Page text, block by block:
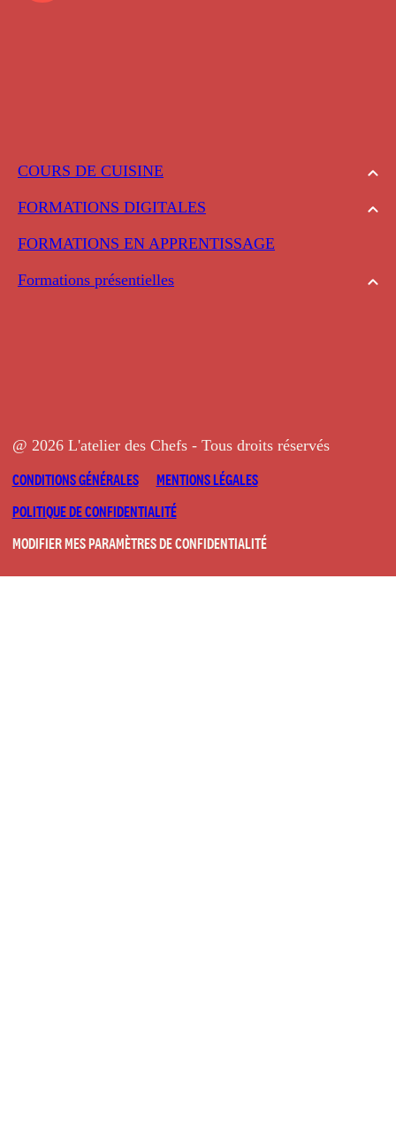
COURS DE CUISINE
FORMATIONS DIGITALES
FORMATIONS EN APPRENTISSAGE
Formations présentielles
@ 2026 L'atelier des Chefs - Tous droits réservés
CONDITIONS GÉNÉRALES
MENTIONS LÉGALES
POLITIQUE DE CONFIDENTIALITÉ
MODIFIER MES PARAMÈTRES DE CONFIDENTIALITÉ